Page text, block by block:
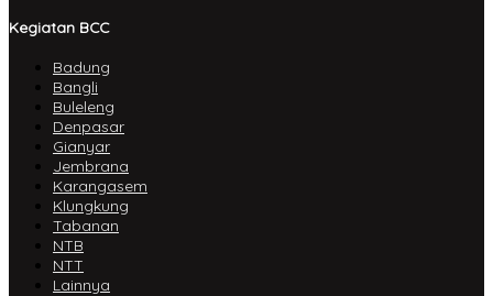
Kegiatan BCC
Badung
Bangli
Buleleng
Denpasar
Gianyar
Jembrana
Karangasem
Klungkung
Tabanan
NTB
NTT
Lainnya